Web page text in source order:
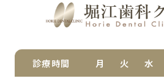
診療時間 月 火 水